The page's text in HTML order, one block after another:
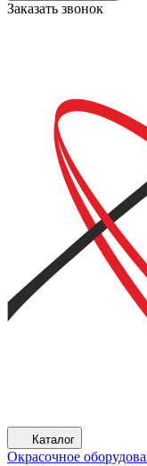
Заказать звонок
Каталог
Окрасочное